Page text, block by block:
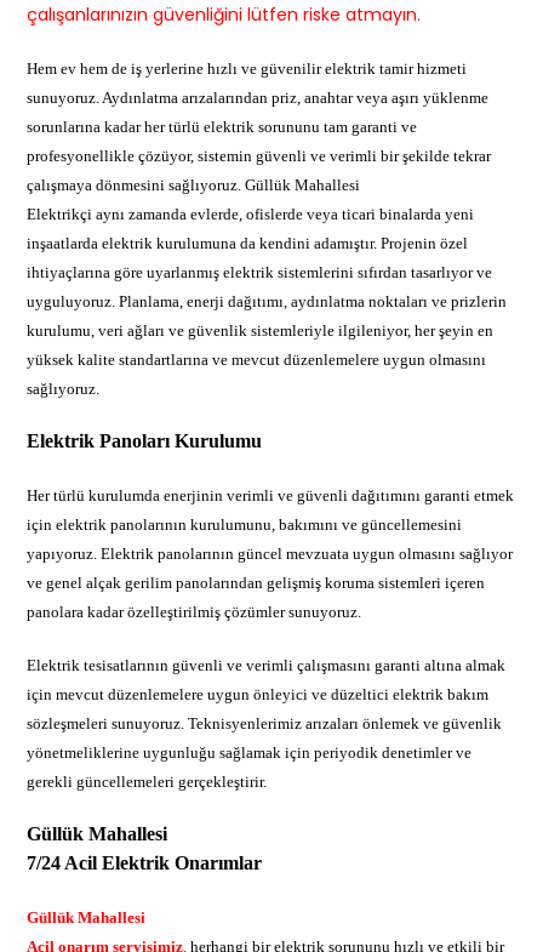
çalışanlarınızın güvenliğini lütfen riske atmayın.
Hem ev hem de iş yerlerine hızlı ve güvenilir elektrik tamir hizmeti
sunuyoruz. Aydınlatma arızalarından priz, anahtar veya aşırı yüklenme
sorunlarına kadar her türlü elektrik sorununu tam garanti ve
profesyonellikle çözüyor, sistemin güvenli ve verimli bir şekilde tekrar
çalışmaya dönmesini sağlıyoruz. Güllük Mahallesi
Elektrikçi aynı zamanda evlerde, ofislerde veya ticari binalarda yeni
inşaatlarda elektrik kurulumuna da kendini adamıştır. Projenin özel
ihtiyaçlarına göre uyarlanmış elektrik sistemlerini sıfırdan tasarlıyor ve
uyguluyoruz. Planlama, enerji dağıtımı, aydınlatma noktaları ve prizlerin
kurulumu, veri ağları ve güvenlik sistemleriyle ilgileniyor, her şeyin en
yüksek kalite standartlarına ve mevcut düzenlemelere uygun olmasını
sağlıyoruz.
Elektrik Panoları Kurulumu
Her türlü kurulumda enerjinin verimli ve güvenli dağıtımını garanti etmek
için elektrik panolarının kurulumunu, bakımını ve güncellemesini
yapıyoruz. Elektrik panolarının güncel mevzuata uygun olmasını sağlıyor
ve genel alçak gerilim panolarından gelişmiş koruma sistemleri içeren
panolara kadar özelleştirilmiş çözümler sunuyoruz.
Elektrik tesisatlarının güvenli ve verimli çalışmasını garanti altına almak
için mevcut düzenlemelere uygun önleyici ve düzeltici elektrik bakım
sözleşmeleri sunuyoruz. Teknisyenlerimiz arızaları önlemek ve güvenlik
yönetmeliklerine uygunluğu sağlamak için periyodik denetimler ve
gerekli güncellemeleri gerçekleştirir.
Güllük Mahallesi
7/24 Acil Elektrik Onarımlar
Güllük Mahallesi
Acil onarım servisimiz herhangi bir elektrik sorununu hızlı ve etkili bir